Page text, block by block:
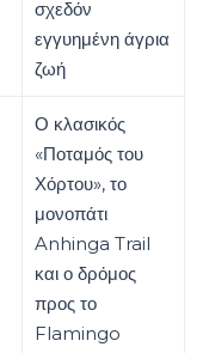
σχεδόν
εγγυημένη άγρια
ζωή
Ο κλασικός
«Ποταμός του
Χόρτου», το
μονοπάτι
Anhinga Trail
και ο δρόμος
προς το
Flamingo